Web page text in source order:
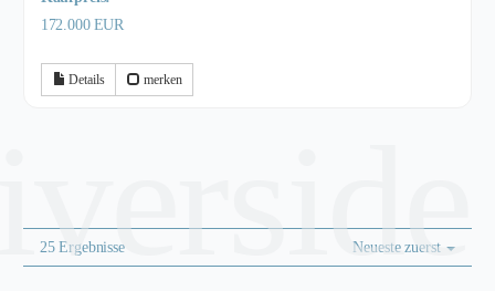
172.000 EUR
Details merken
25 Ergebnisse Neueste zuerst